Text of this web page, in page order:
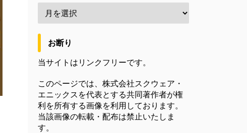
お断り
当サイトはリンクフリーです。
このページでは、株式会社スクウェア・
エニックスを代表とする共同著作者が権
利を所有する画像を利用しております。
当該画像の転載・配布は禁止いたしま
す。